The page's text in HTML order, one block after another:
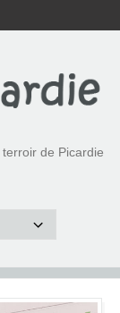
de Picardie